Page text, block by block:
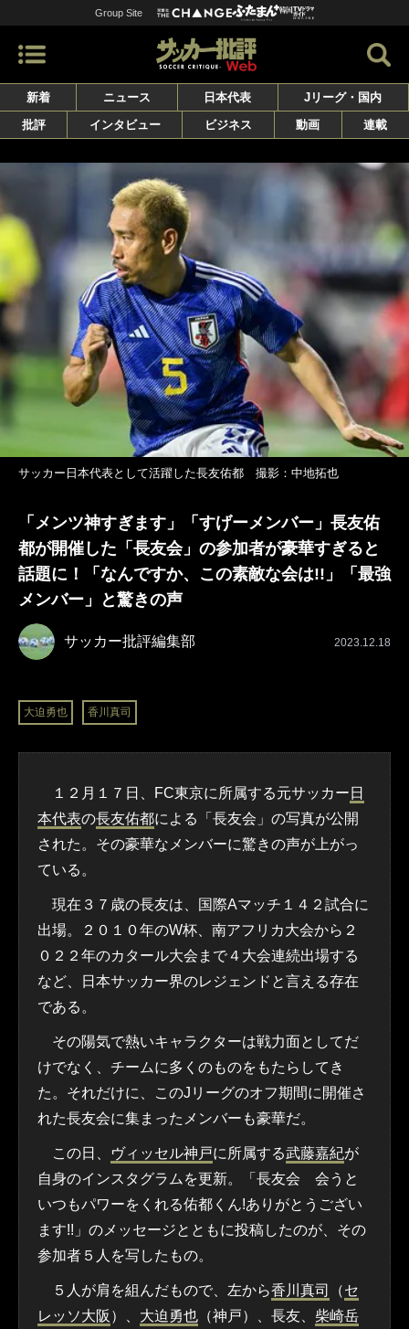
Group Site
新着 ニュース 日本代表
Jリーグ・国内
批評
インタビュー ビジネス 動画 連載
サッカー日本代表として活躍した長友佑都 撮影：中地拓也
「メンツ神すぎます」「すげーメンバー」長友佑
都が開催した「長友会」の参加者が豪華すぎると
話題に！「なんですか、この素敵な会は!!」「最強
メンバー」と驚きの声
サッカー批評編集部 2023.12.18
大迫勇也 香川真司
１２月１７日、FC東京に所属する元サッカー 日
本代表の長友佑都による「長友会」の写真が公開
された。その豪華なメンバーに驚きの声が上がっ
ている。
現在３７歳の長友は、国際Aマッチ１４２試合に
出場。２０１０年のW杯、南アフリカ大会から２
０２２年のカタール大会まで４大会連続出場する
など、日本サッカー界のレジェンドと言える存在
である。
その陽気で熱いキャラクターは戦力面としてだ
けでなく、チームに多くのものをもたらしてき
た。それだけに、このJリーグのオフ期間に開催さ
れた長友会に集まったメンバーも豪華だ。
この日、 ヴィッセル神戸に所属する武藤嘉紀が
自身のインスタグラムを更新。「長友会 会うと
いつもパワーをくれる佑都くん!ありがとうござい
ます!!」のメッセージとともに投稿したのが、その
参加者５人を写したもの。
５人が肩を組んだもので、左から香川真司 （セ
レッソ大阪 ）、 大迫勇也 （神戸）、長友、 柴崎岳